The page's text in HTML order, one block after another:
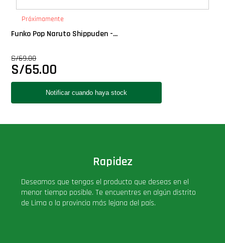
Próximamente
Funko Pop Naruto Shippuden -...
S/69.00
S/65.00
Rapidez
Deseamos que tengas el producto que deseas en el
menor tiempo posible. Te encuentres en algún distrito
de Lima o la provincia más lejana del país.